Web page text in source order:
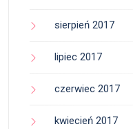
sierpień 2017
lipiec 2017
czerwiec 2017
kwiecień 2017